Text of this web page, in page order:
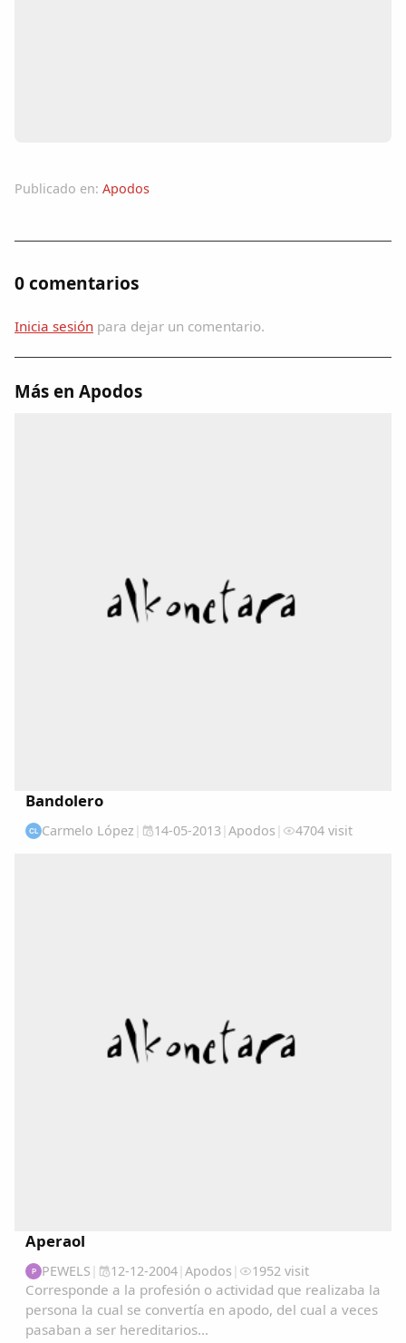
Publicado en: Apodos
0 comentarios
Inicia sesión para dejar un comentario.
Más en Apodos
Bandolero
CL Carmelo López | 14-05-2013| Apodos | 4704 visit
Aperaol
P PEWELS | 12-12-2004| Apodos | 1952 visit
Corresponde a la profesión o actividad que realizaba la
persona la cual se convertía en apodo, del cual a veces
pasaban a ser hereditarios...